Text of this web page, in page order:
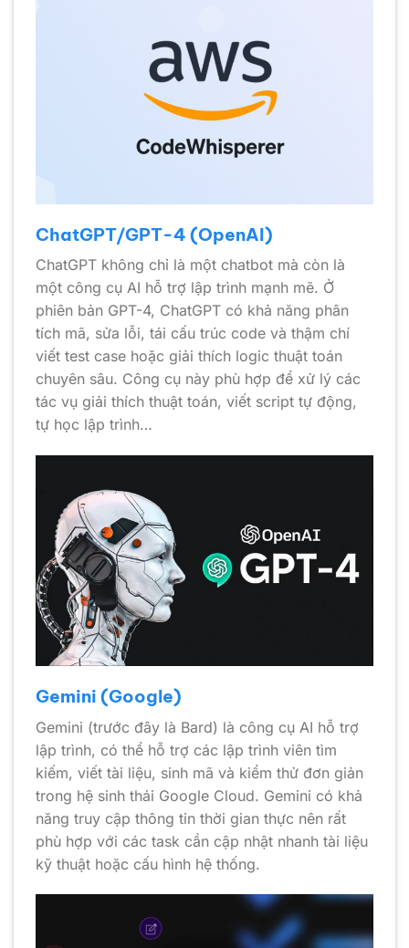
ChatGPT/GPT-4 (OpenAI)
ChatGPT không chỉ là một chatbot mà còn là
một công cụ AI hỗ trợ lập trình mạnh mẽ. Ở
phiên bản GPT-4, ChatGPT có khả năng phân
tích mã, sửa lỗi, tái cấu trúc code và thậm chí
viết test case hoặc giải thích logic thuật toán
chuyên sâu. Công cụ này phù hợp để xử lý các
tác vụ giải thích thuật toán, viết script tự động,
tự học lập trình…
Gemini (Google)
Gemini (trước đây là Bard) là công cụ AI hỗ trợ
lập trình, có thể hỗ trợ các lập trình viên tìm
kiếm, viết tài liệu, sinh mã và kiểm thử đơn giản
trong hệ sinh thái Google Cloud. Gemini có khả
năng truy cập thông tin thời gian thực nên rất
phù hợp với các task cần cập nhật nhanh tài liệu
kỹ thuật hoặc cấu hình hệ thống.